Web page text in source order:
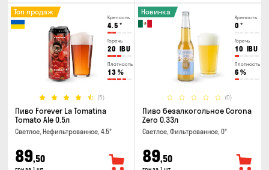
Крепость
4.5 °
Горечь
20 IBU
Плотность
13 %
(5)
Топ продаж
Пиво Forever La Tomatina
Tomato Ale 0.5л
Светлое, Нефильтрованное, 4.5°
89,50
Крепость
0 °
Горечь
10 IBU
Плотность
6 %
(0)
Новинка
Пиво безалкогольное Corona
Zero 0.33л
Светлое, Фильтрованное, 0°
89,50